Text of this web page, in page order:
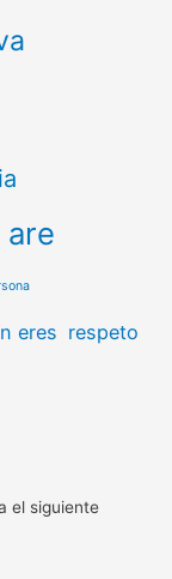
are
eres respeto
el siguiente